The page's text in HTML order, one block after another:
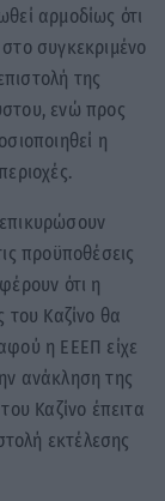
αρμοδίως ότι
συγκεκριμένο
της
ενώ προς
η
προϋποθέσεις
ότι η
του Καζίνο θα
η ΕΕΕΠ είχε
ανάκληση της
Καζίνο έπειτα
εκτέλεσης